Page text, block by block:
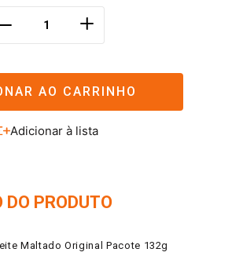
＋
AO CARRINHO
DO PRODUTO
Maltado Original Pacote 132g